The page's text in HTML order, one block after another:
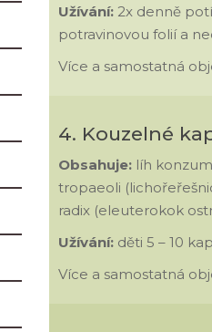
Užívání: 2x denně
potravinovou folií a
Více a samostatná
4. Kouzelné
Obsahuje: líh
tropaeoli
radix (eleuterokok
Užívání: děti 5 – 10
Více a samostatná